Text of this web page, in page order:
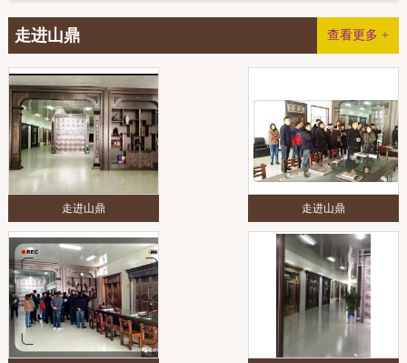
查看更多 +
走进山鼎
走进山鼎 走进山鼎